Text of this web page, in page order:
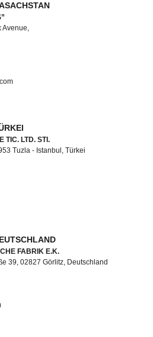
Avenue,
TIC. LTD. STI.
Tuzla - Istanbul, Türkei
FABRIK E.K.
39, 02827 Görlitz, Deutschland